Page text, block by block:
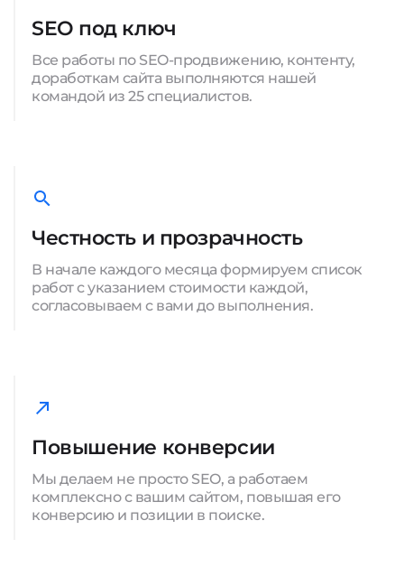
SEO под ключ
Все работы по SEO-продвижению, контенту,
доработкам сайта выполняются нашей
командой из 25 специалистов.
Честность и прозрачность
В начале каждого месяца формируем список
работ с указанием стоимости каждой,
согласовываем с вами до выполнения.
Повышение конверсии
Мы делаем не просто SEO, а работаем
комплексно с вашим сайтом, повышая его
конверсию и позиции в поиске.